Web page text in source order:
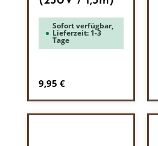
Sofort verfügbar,
Lieferzeit: 1-3
Tage
Regulärer Preis:
9,95 €